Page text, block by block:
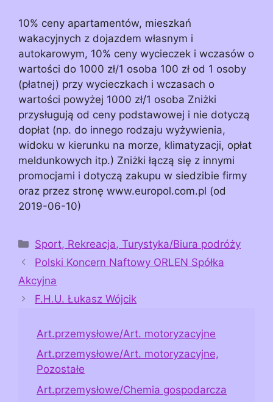
10% ceny apartamentów, mieszkań
wakacyjnych z dojazdem własnym i
autokarowym, 10% ceny wycieczek i wczasów o
wartości do 1000 zł/1 osoba 100 zł od 1 osoby
(płatnej) przy wycieczkach i wczasach o
wartości powyżej 1000 zł/1 osoba Zniżki
przysługują od ceny podstawowej i nie dotyczą
dopłat (np. do innego rodzaju wyżywienia,
widoku w kierunku na morze, klimatyzacji, opłat
meldunkowych itp.) Zniżki łączą się z innymi
promocjami i dotyczą zakupu w siedzibie firmy
oraz przez stronę www.europol.com.pl (od
2019-06-10)
Kategorie
Sport, Rekreacja, Turystyka/Biura podróży
Polski Koncern Naftowy ORLEN Spółka
Akcyjna
F.H.U. Łukasz Wójcik
Art.przemysłowe/Art. motoryzacyjne
Art.przemysłowe/Art. motoryzacyjne,
Pozostałe
Art.przemysłowe/Chemia gospodarcza